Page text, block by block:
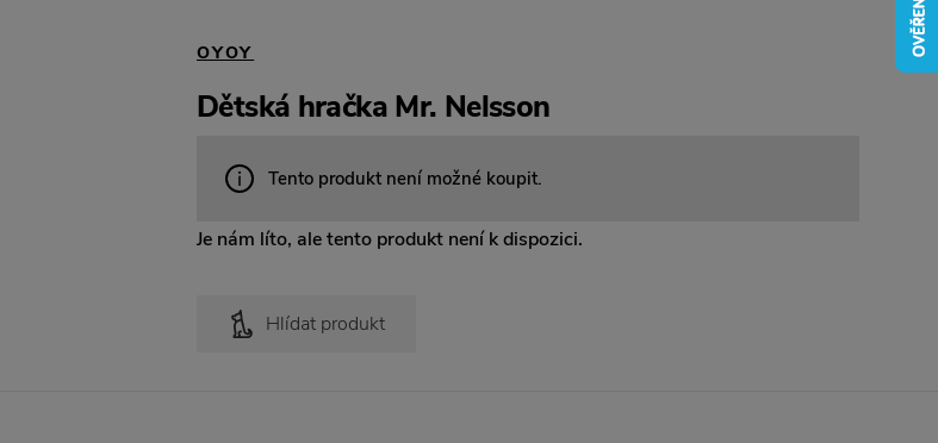
OYOY
Dětská hračka Mr. Nelsson
Tento produkt není možné koupit.
Je nám líto, ale tento produkt není k dispozici.
Hlídat produkt